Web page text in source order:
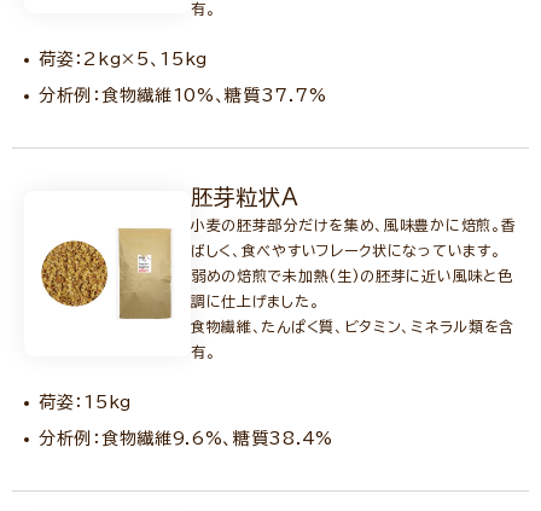
有。
荷姿：2kg×5、15kg
分析例：食物繊維10%、糖質37.7%
胚芽粒状A
小麦の胚芽部分だけを集め、風味豊かに焙煎。香
ばしく、食べやすいフレーク状になっています。
弱めの焙煎で未加熱(生)の胚芽に近い風味と色
調に仕上げました。
食物繊維、たんぱく質、ビタミン、ミネラル類を含
有。
荷姿：15kg
分析例：食物繊維9.6%、糖質38.4%